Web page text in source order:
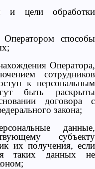
и цели обработки
способы
Оператора,
сотрудников
к персональным
быть раскрыты
договора с
закона;
данные,
субъекту
их получения, если
таких данных не